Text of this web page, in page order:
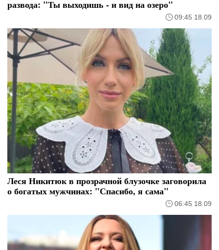
развода: "Ты выходишь - и вид на озеро"
09:45 18.09
Леся Никитюк в прозрачной блузочке заговорила
о богатых мужчинах: "Спасибо, я сама"
06:45 18.09